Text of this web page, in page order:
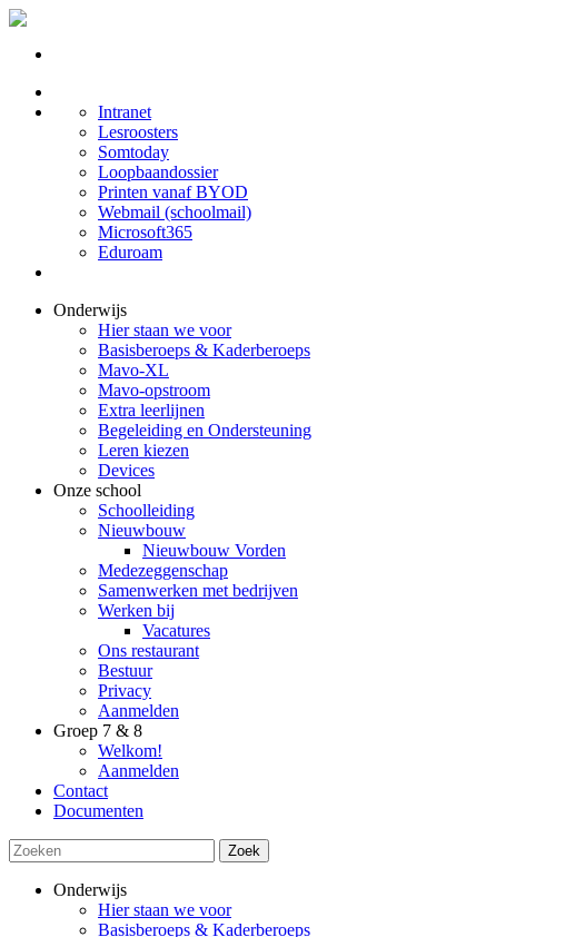
Intranet
Lesroosters
Somtoday
Loopbaandossier
Printen vanaf BYOD
Webmail (schoolmail)
Microsoft365
Eduroam
Onderwijs
Hier staan we voor
Basisberoeps & Kaderberoeps
Mavo-XL
Mavo-opstroom
Extra leerlijnen
Begeleiding en Ondersteuning
Leren kiezen
Devices
Onze school
Schoolleiding
Nieuwbouw
Nieuwbouw Vorden
Medezeggenschap
Samenwerken met bedrijven
Werken bij
Vacatures
Ons restaurant
Bestuur
Privacy
Aanmelden
Groep 7 & 8
Welkom!
Aanmelden
Contact
Documenten
Zoek
Onderwijs
Hier staan we voor
Basisberoeps & Kaderberoeps